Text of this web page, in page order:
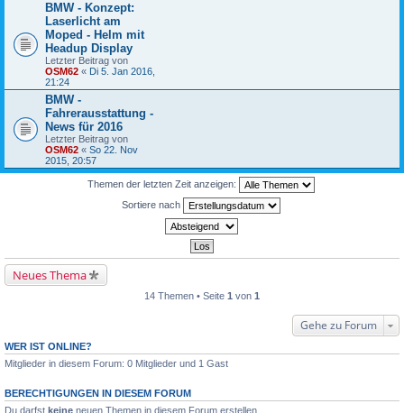
BMW - Konzept:
Laserlicht am
Moped - Helm mit
Headup Display
Letzter Beitrag von
OSM62 « Di 5. Jan 2016,
21:24
BMW -
Fahrerausstattung -
News für 2016
Letzter Beitrag von
OSM62 « So 22. Nov
2015, 20:57
Themen der letzten Zeit anzeigen:
Sortiere nach
Neues Thema
14 Themen • Seite 1 von 1
Gehe zu Forum
WER IST ONLINE?
Mitglieder in diesem Forum: 0 Mitglieder und 1 Gast
BERECHTIGUNGEN IN DIESEM FORUM
Du darfst keine neuen Themen in diesem Forum erstellen.